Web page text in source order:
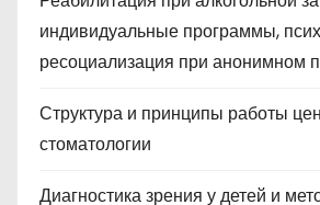
индивидуальные программы,
ресоциализация при анонимном
Структура и принципы работы
стоматологии
Диагностика зрения у детей и